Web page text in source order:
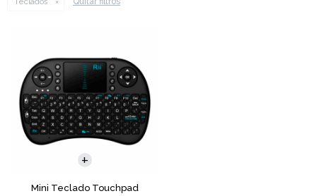
Teclados
Mini Teclado Touchpad